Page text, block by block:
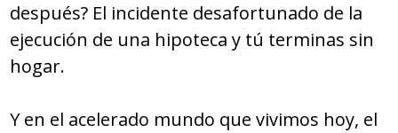
después? El incidente desafortunado de la
ejecución de una hipoteca y tú terminas sin
hogar.
Y en el acelerado mundo que vivimos hoy, el